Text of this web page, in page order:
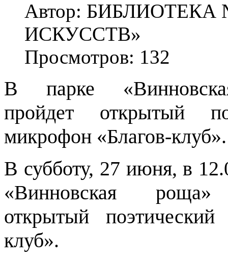
Автор:
ИСКУССТВ»
Просмотров: 132
В парке
пройдет открытый
микрофон «Благов-
В субботу, 27 июня, в
«Винновская роща»
открытый
клуб».